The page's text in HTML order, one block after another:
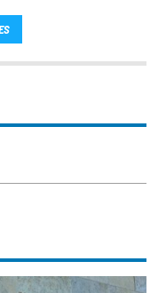
shoqëruar në orët e
dhe të dobishme
për të gjithë familjen.